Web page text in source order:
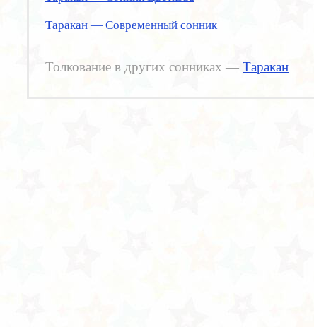
Таракан — Современный сонник
Толкование в других сонниках — Таракан